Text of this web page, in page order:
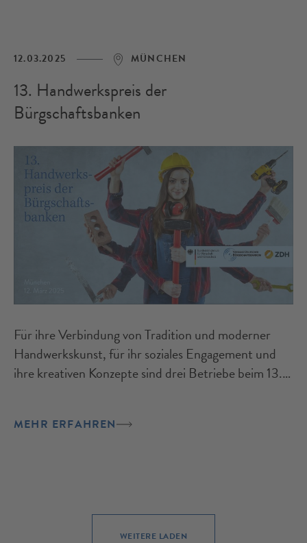
12.03.2025 MÜNCHEN
13. Handwerkspreis der
Bürgschaftsbanken
Für ihre Verbindung von Tradition und moderner
Handwerkskunst, für ihr soziales Engagement und
ihre kreativen Konzepte sind drei Betriebe beim 13.
MEHR ERFAHREN
WEITERE LADEN